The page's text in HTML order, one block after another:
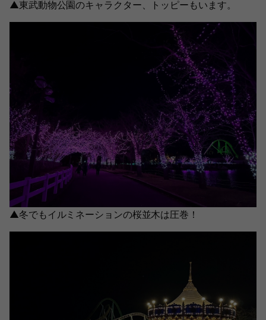
▲東武動物公園のキャラクター、トッピーもいます。
▲冬でもイルミネーションの桜並木は圧巻！